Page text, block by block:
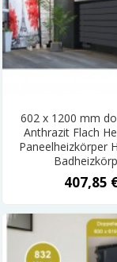
602 x 1200 mm
Anthrazit Flach
Paneelheizkörper
407,85